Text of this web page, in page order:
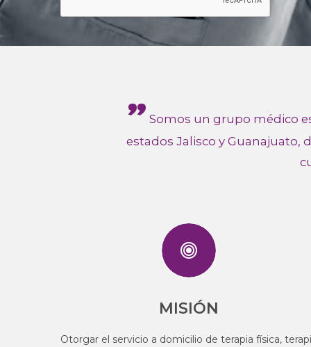
" Somos un grupo médico
estados Jalisco y Guanajuato,
MISIÓN
Otorgar el servicio a domicilio de terapia física,